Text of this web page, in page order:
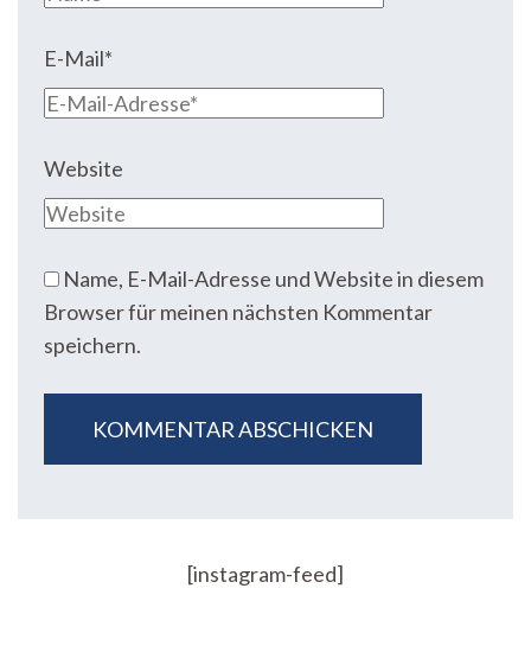
E-Mail*
Website
Name, E-Mail-Adresse und Website in diesem
Browser für meinen nächsten Kommentar
speichern.
[instagram-feed]